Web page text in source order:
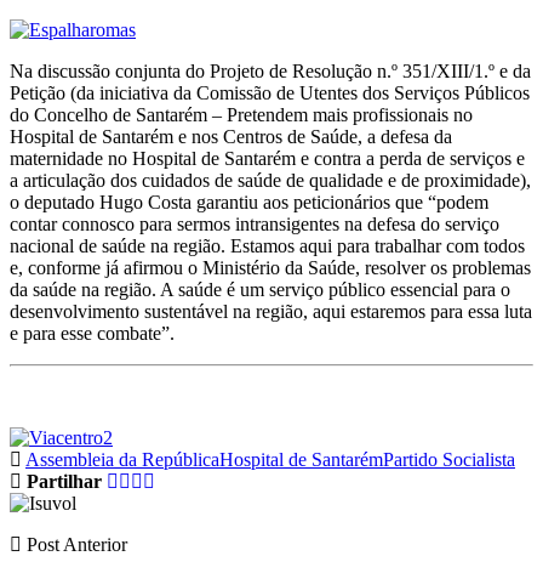
Na discussão conjunta do Projeto de Resolução n.º 351/XIII/1.º e da
Petição (da iniciativa da Comissão de Utentes dos Serviços Públicos
do Concelho de Santarém – Pretendem mais profissionais no
Hospital de Santarém e nos Centros de Saúde, a defesa da
maternidade no Hospital de Santarém e contra a perda de serviços e
a articulação dos cuidados de saúde de qualidade e de proximidade),
o deputado Hugo Costa garantiu aos peticionários que “podem
contar connosco para sermos intransigentes na defesa do serviço
nacional de saúde na região. Estamos aqui para trabalhar com todos
e, conforme já afirmou o Ministério da Saúde, resolver os problemas
da saúde na região. A saúde é um serviço público essencial para o
desenvolvimento sustentável na região, aqui estaremos para essa luta
e para esse combate”.
Assembleia da RepúblicaHospital de SantarémPartido Socialista
Partilhar
Post Anterior